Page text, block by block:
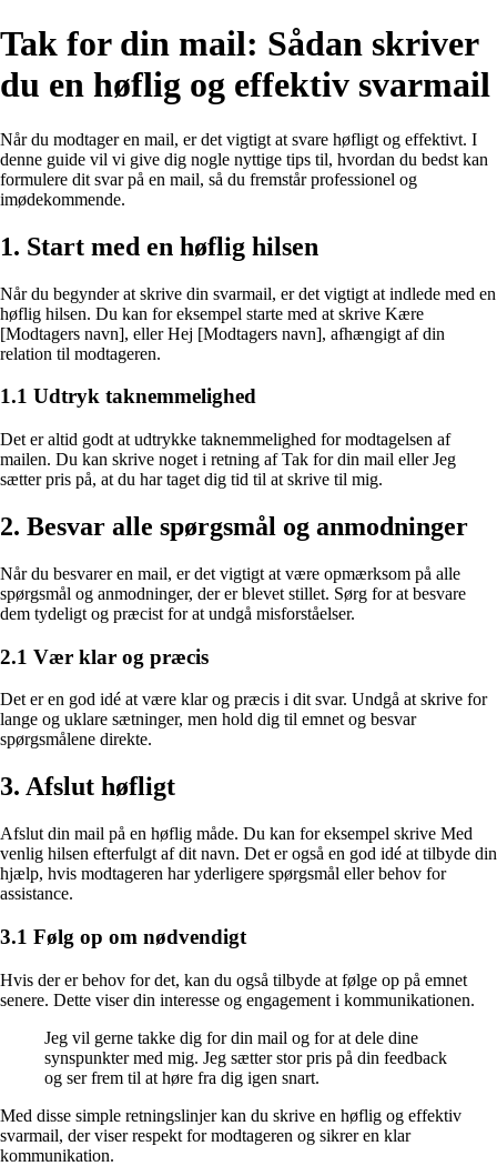
Tak for din mail: Sådan skriver
du en høflig og effektiv svarmail
Når du modtager en mail, er det vigtigt at svare høfligt og effektivt. I
denne guide vil vi give dig nogle nyttige tips til, hvordan du bedst kan
formulere dit svar på en mail, så du fremstår professionel og
imødekommende.
1. Start med en høflig hilsen
Når du begynder at skrive din svarmail, er det vigtigt at indlede med en
høflig hilsen. Du kan for eksempel starte med at skrive Kære
[Modtagers navn], eller Hej [Modtagers navn], afhængigt af din
relation til modtageren.
1.1 Udtryk taknemmelighed
Det er altid godt at udtrykke taknemmelighed for modtagelsen af
mailen. Du kan skrive noget i retning af Tak for din mail eller Jeg
sætter pris på, at du har taget dig tid til at skrive til mig.
2. Besvar alle spørgsmål og anmodninger
Når du besvarer en mail, er det vigtigt at være opmærksom på alle
spørgsmål og anmodninger, der er blevet stillet. Sørg for at besvare
dem tydeligt og præcist for at undgå misforståelser.
2.1 Vær klar og præcis
Det er en god idé at være klar og præcis i dit svar. Undgå at skrive for
lange og uklare sætninger, men hold dig til emnet og besvar
spørgsmålene direkte.
3. Afslut høfligt
Afslut din mail på en høflig måde. Du kan for eksempel skrive Med
venlig hilsen efterfulgt af dit navn. Det er også en god idé at tilbyde din
hjælp, hvis modtageren har yderligere spørgsmål eller behov for
assistance.
3.1 Følg op om nødvendigt
Hvis der er behov for det, kan du også tilbyde at følge op på emnet
senere. Dette viser din interesse og engagement i kommunikationen.
Jeg vil gerne takke dig for din mail og for at dele dine
synspunkter med mig. Jeg sætter stor pris på din feedback
og ser frem til at høre fra dig igen snart.
Med disse simple retningslinjer kan du skrive en høflig og effektiv
svarmail, der viser respekt for modtageren og sikrer en klar
kommunikation.